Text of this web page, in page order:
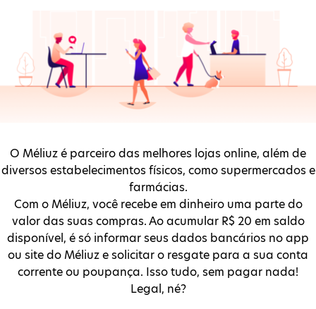
O Méliuz é parceiro das melhores lojas online, além de
diversos estabelecimentos físicos, como supermercados e
farmácias.
Com o Méliuz, você recebe em dinheiro uma parte do
valor das suas compras. Ao acumular R$ 20 em saldo
disponível, é só informar seus dados bancários no app
ou site do Méliuz e solicitar o resgate para a sua conta
corrente ou poupança. Isso tudo, sem pagar nada!
Legal, né?